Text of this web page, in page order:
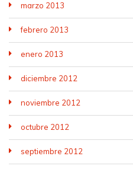
marzo 2013
febrero 2013
enero 2013
diciembre 2012
noviembre 2012
octubre 2012
septiembre 2012